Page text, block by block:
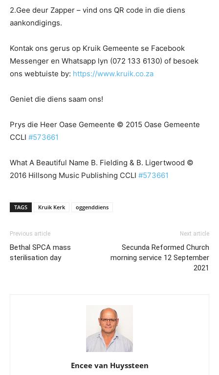
2.Gee deur Zapper – vind ons QR code in die diens
aankondigings.
Kontak ons gerus op Kruik Gemeente se Facebook
Messenger en Whatsapp lyn (072 133 6130) of besoek
ons webtuiste by: https://www.kruik.co.za
Geniet die diens saam ons!
Prys die Heer Oase Gemeente ©️ 2015 Oase Gemeente
CCLI #573661
What A Beautiful Name B. Fielding & B. Ligertwood ©️
2016 Hillsong Music Publishing CCLI #573661
TAGS Kruik Kerk oggenddiens
Previous article
Bethal SPCA mass
sterilisation day
Next article
Secunda Reformed Church
morning service 12 September
2021
Encee van Huyssteen